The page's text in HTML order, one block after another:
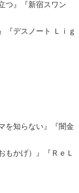
つ』『新宿スワン
デスノート Ｌｉｇ
を知らない』『闇金
もかげ）』『ＲｅＬ